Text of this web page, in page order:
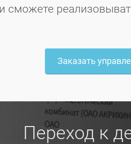
сможете
Заказать
Переход к